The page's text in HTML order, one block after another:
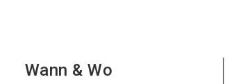
Wann & Wo